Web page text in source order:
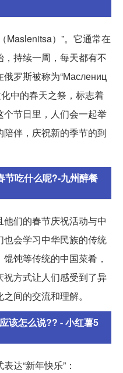
Maslenitsa）”。它通常在
持续一周，每天都有不
罗斯被称为“Маслениц
中的春天之祭，标志着
节日里，人们会一起举
伴，庆祝新的季节的到
节吃什么呢?-九州醉餐
们的春节庆祝活动与中
会学习中华民族的传统
饨等传统的中国菜肴，
方式让人们感受到了异
间的交流和理解。
该怎么说?? - 小红薯5
达“新年快乐”：